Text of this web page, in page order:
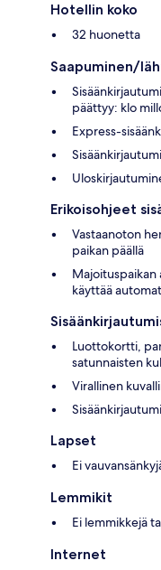
Hotellin koko
32 huonetta
Saapuminen/
päättyy: klo
Express-
Erikoisohjeet
Vastaanoton
paikan päällä
Majoituspaikan
käyttää
Luottokortti,
satunnaisten
Virallinen
Lapset
Ei
Lemmikit
Ei lemmikkejä
Internet